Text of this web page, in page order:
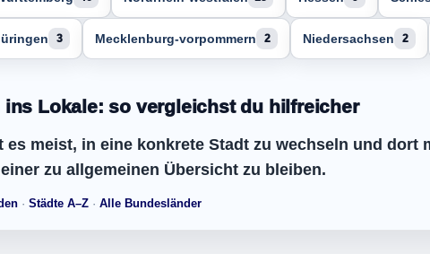
3 Mecklenburg-vorpommern 2 Niedersachsen 2
ins Lokale: so vergleichst du hilfreicher
meist, in eine konkrete Stadt zu wechseln und dort
zu allgemeinen Übersicht zu bleiben.
· Städte A–Z · Alle Bundesländer